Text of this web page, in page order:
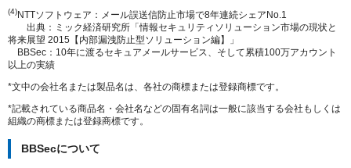
(4)NTTソフトウェア：メール誤送信防止市場で8年連続シェアNo.1
出典：ミック経済研究所「情報セキュリティソリューション市場の現状と
将来展望 2015【内部漏洩防止型ソリューション編】」
BBSec：10年に渡るセキュアメールサービス、そして累積100万アカウント
以上の実績
*文中の会社名または製品名は、各社の商標または登録商標です。
*記載されている商品名・会社名などの固有名詞は一般に該当する会社もしくは
組織の商標または登録商標です。
BBSecについて